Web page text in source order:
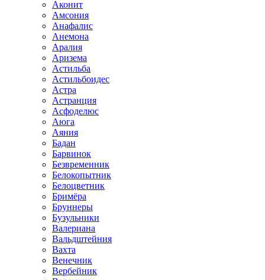
Аконит
Амсония
Анафалис
Анемона
Аралия
Аризема
Астильба
Астильбоидес
Астра
Астранция
Асфоделюс
Аюга
Аяния
Бадан
Барвинок
Безвременник
Белокопытник
Белоцветник
Бримёра
Бруннеры
Бузульники
Валериана
Вальдштейния
Вахта
Венечник
Вербейник